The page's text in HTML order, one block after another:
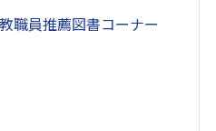
職員推薦図書コーナー